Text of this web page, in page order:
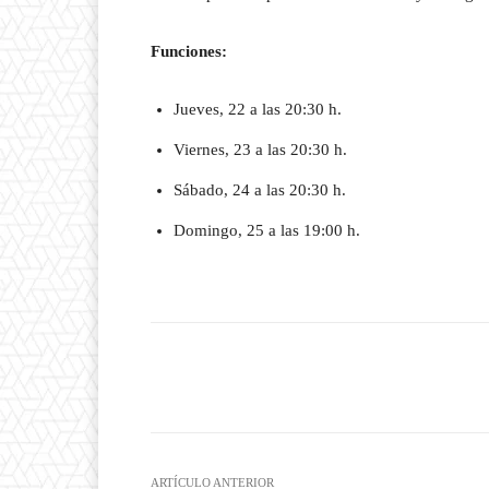
Funciones:
Jueves, 22 a las 20:30 h.
Viernes, 23 a las 20:30 h.
Sábado, 24 a las 20:30 h.
Domingo, 25 a las 19:00 h.
ARTÍCULO ANTERIOR